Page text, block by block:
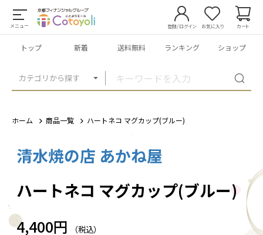
メニュー
カテゴリから探す
登録/ログイン お気に入り カート
トップ 新着 送料無料 ランキング ショップ
ホーム 商品一覧 ハートネコ マグカップ(ブルー)
清水焼の店 あかね屋
ハートネコ マグカップ(ブルー)
4,400円 （税込）